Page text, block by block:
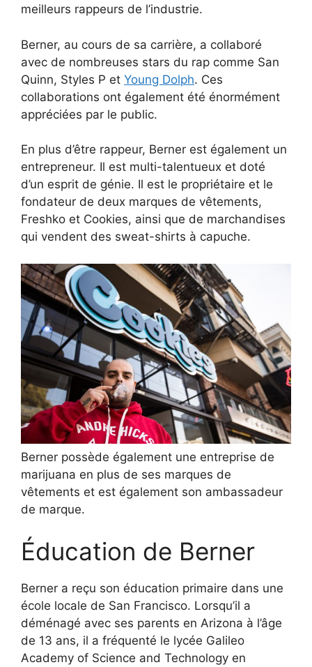
meilleurs rappeurs de l’industrie.
Berner, au cours de sa carrière, a collaboré
avec de nombreuses stars du rap comme San
Quinn, Styles P et Young Dolph. Ces
collaborations ont également été énormément
appréciées par le public.
En plus d’être rappeur, Berner est également un
entrepreneur. Il est multi-talentueux et doté
d’un esprit de génie. Il est le propriétaire et le
fondateur de deux marques de vêtements,
Freshko et Cookies, ainsi que de marchandises
qui vendent des sweat-shirts à capuche.
Berner possède également une entreprise de
marijuana en plus de ses marques de
vêtements et est également son ambassadeur
de marque.
Éducation de Berner
Berner a reçu son éducation primaire dans une
école locale de San Francisco. Lorsqu’il a
déménagé avec ses parents en Arizona à l’âge
de 13 ans, il a fréquenté le lycée Galileo
Academy of Science and Technology en